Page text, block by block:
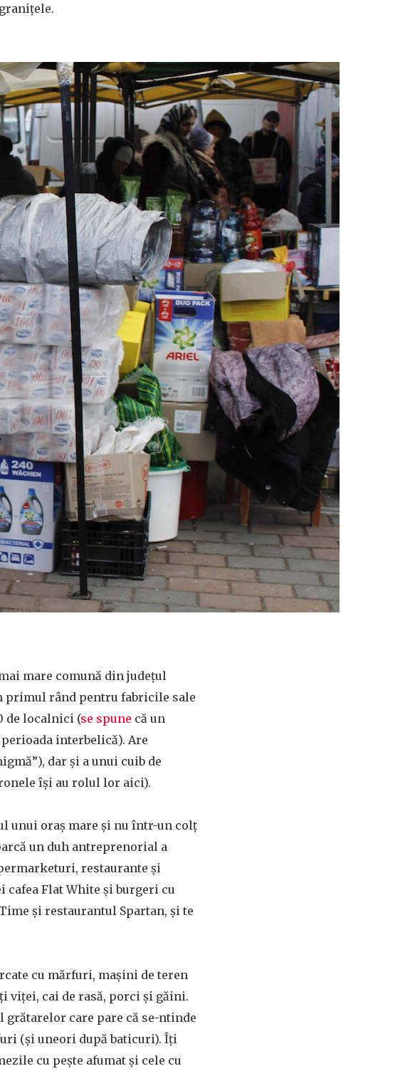
mare comună din județul
primul rând pentru fabricile sale
de localnici (se spune că un
interbelică). Are
dar și a unui cuib de
își au rolul lor aici).
unui oraș mare și nu într-un colț
un duh antreprenorial a
restaurante și
cafea Flat White și burgeri cu
și restaurantul Spartan, și te
cu mărfuri, mașini de teren
viței, cai de rasă, porci și găini.
care pare că se-ntinde
(și uneori după baticuri). Îți
cu pește afumat și cele cu